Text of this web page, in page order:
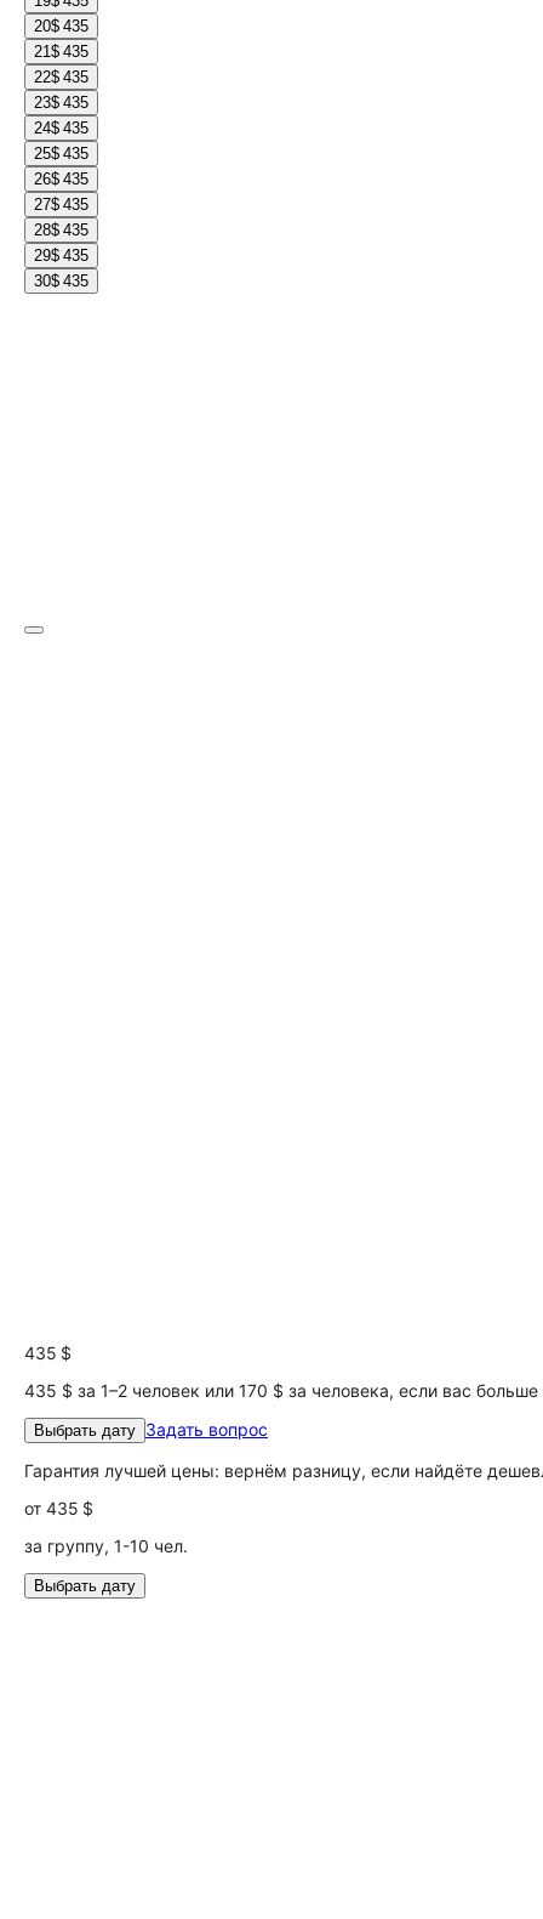
20$ 435
21$ 435
22$ 435
23$ 435
24$ 435
25$ 435
26$ 435
27$ 435
28$ 435
29$ 435
30$ 435
435 $
435 $ за 1–2 человек или 170 $ за человека, если вас больше
Выбрать дату Задать вопрос
Гарантия лучшей цены: вернём разницу, если найдёте
от 435 $
за группу, 1-10 чел.
Выбрать дату